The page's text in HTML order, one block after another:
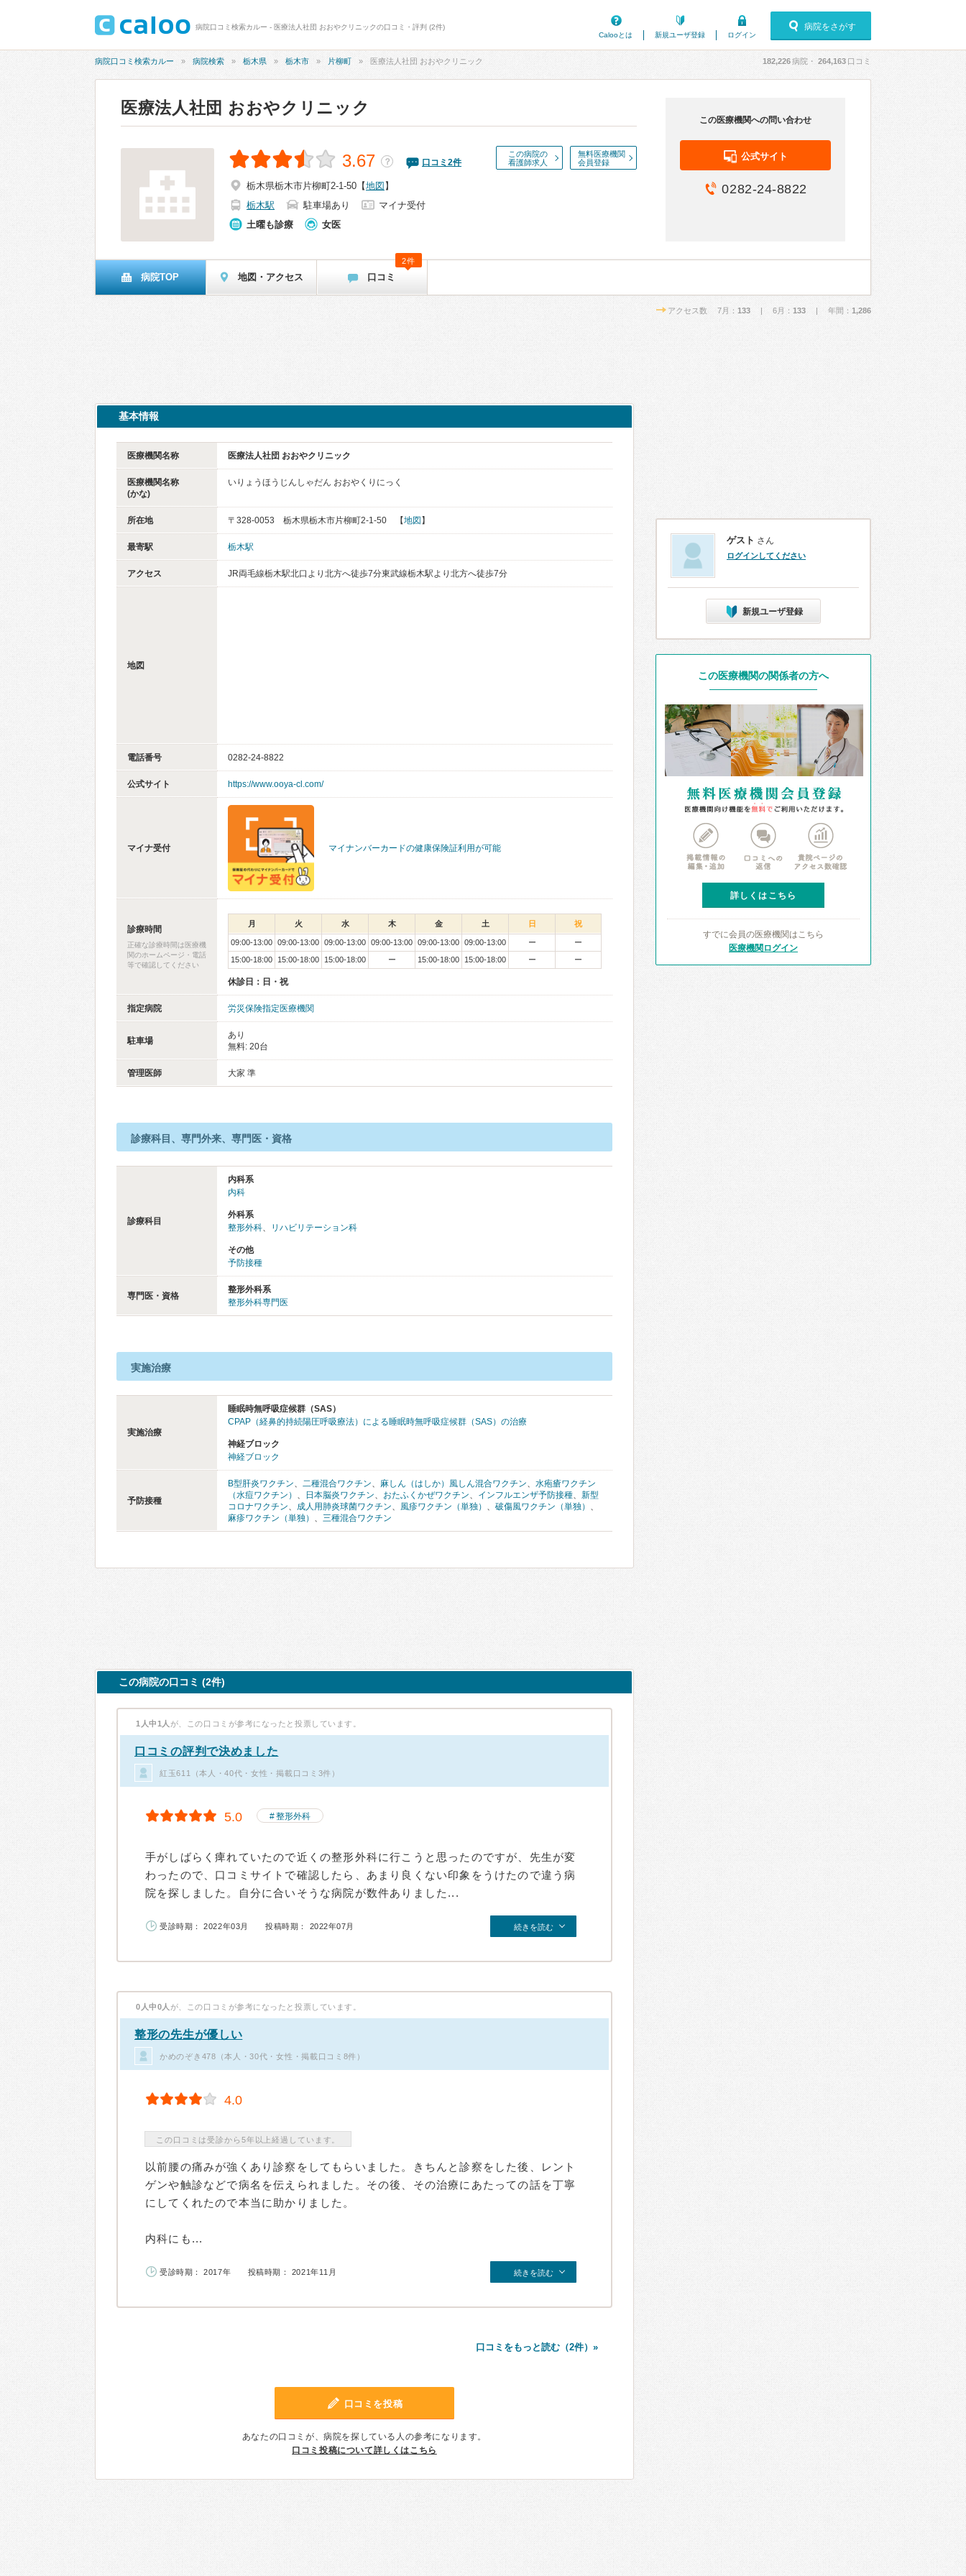
病院口コミ検索カルー - 医療法人社団 おおやクリニックの口コミ・評判 (2件)
Calooとは
新規ユーザ登録 ログイン
病院をさがす
病院口コミ検索カルー 病院検索 栃木県 栃木市 片柳町 医療法人社団 おおやクリニック 182,226病院・ 264,163 口コミ
医療法人社団 おおやクリニック
この病院の
看護師求人
無料医療機関
会員登録
3.67 ？ 口コミ 2件
栃木県栃木市片柳町2-1-50 【地図 】
栃木駅
駐車場あり
マイナ受付
土曜も診療
女医
この医療機関への問い合わせ
公式サイト
0282-24-8822
病院TOP 地図・アクセス 口コミ
2件
アクセス数 7月： 133 | 6月： 133 | 年間： 1,286
基本情報
医療機関名称 医療法人社団 おおやクリニック
医療機関名称
(かな)
いりょうほうじんしゃだん おおやくりにっく
所在地 〒328-0053 栃木県栃木市片柳町2-1-50 【地図 】
最寄駅 栃木駅
アクセス JR両毛線栃木駅北口より北方へ徒歩7分東武線栃木駅より北方へ徒歩7分
地図
電話番号 0282-24-8822
公式サイト https://www.ooya-cl.com/
マイナ受付 マイナンバーカードの健康保険証利用が可能
診療時間
正確な診療時間は医療機
関のホームページ・電話
等で確認してください
月 火 水 木 金 土 日 祝
09:00-13:00 09:00-13:00 09:00-13:00 09:00-13:00 09:00-13:00 09:00-13:00 ー
ー
15:00-18:00
15:00-18:00 15:00-18:00 ー 15:00-18:00 15:00-18:00 ー ー
休診日：日・祝
指定病院 労災保険指定医療機関
駐車場
あり
無料: 20台
管理医師 大家 準
診療科目、専門外来、専門医・資格
診療科目
内科系
内科
外科系
整形外科、 リハビリテーション科
その他
予防接種
専門医・資格
整形外科系
整形外科専門医
実施治療
実施治療
睡眠時無呼吸症候群（SAS）
CPAP（経鼻的持続陽圧呼吸療法）による睡眠時無呼吸症候群（SAS）の治療
神経ブロック
神経ブロック
予防接種
B型肝炎ワクチン、 二種混合ワクチン、 麻しん（はしか）風しん混合ワクチン、 水疱瘡ワクチン
（水痘ワクチン） 、 日本脳炎ワクチン、 おたふくかぜワクチン、 インフルエンザ予防接種、 新型
コロナワクチン、 成人用肺炎球菌ワクチン、 風疹ワクチン（単独） 、 破傷風ワクチン（単独） 、
麻疹ワクチン（単独） 、 三種混合ワクチン
この病院の口コミ (2件)
1人中1人 が、この口コミが参考になったと投票しています。
口コミの評判で決めました
紅玉611（本人・40代・女性・掲載口コミ3件）
5.0 整形外科
手がしばらく痺れていたので近くの整形外科に行こうと思ったのですが、先生が変
わったので、口コミサイトで確認したら、あまり良くない印象をうけたので違う病
院を探しました。自分に合いそうな病院が数件ありました...
受診時期： 2022年03月 投稿時期： 2022年07月 続きを読む
0人中0人 が、この口コミが参考になったと投票しています。
整形の先生が優しい
かめのぞき478（本人・30代・女性・掲載口コミ8件）
4.0
この口コミは受診から5年以上経過しています。
以前腰の痛みが強くあり診察をしてもらいました。きちんと診察をした後、レント
ゲンや触診などで病名を伝えられました。その後、その治療にあたっての話を丁寧
にしてくれたので本当に助かりました。
内科にも...
受診時期： 2017年 投稿時期： 2021年11月 続きを読む
口コミをもっと読む（2件）»
口コミを投稿
あなたの口コミが、病院を探している人の参考になります。
口コミ投稿について詳しくはこちら
ゲスト さん
ログインしてください
新規ユーザ登録
この医療機関の関係者の方へ
詳しくはこちら
すでに会員の医療機関はこちら
医療機関ログイン